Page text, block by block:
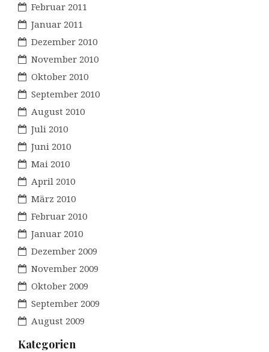
Februar 2011
Januar 2011
Dezember 2010
November 2010
Oktober 2010
September 2010
August 2010
Juli 2010
Juni 2010
Mai 2010
April 2010
März 2010
Februar 2010
Januar 2010
Dezember 2009
November 2009
Oktober 2009
September 2009
August 2009
Kategorien